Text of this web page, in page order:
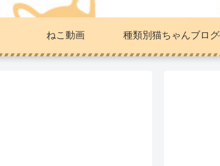
ねこ動画 種類別猫ちゃんブログ